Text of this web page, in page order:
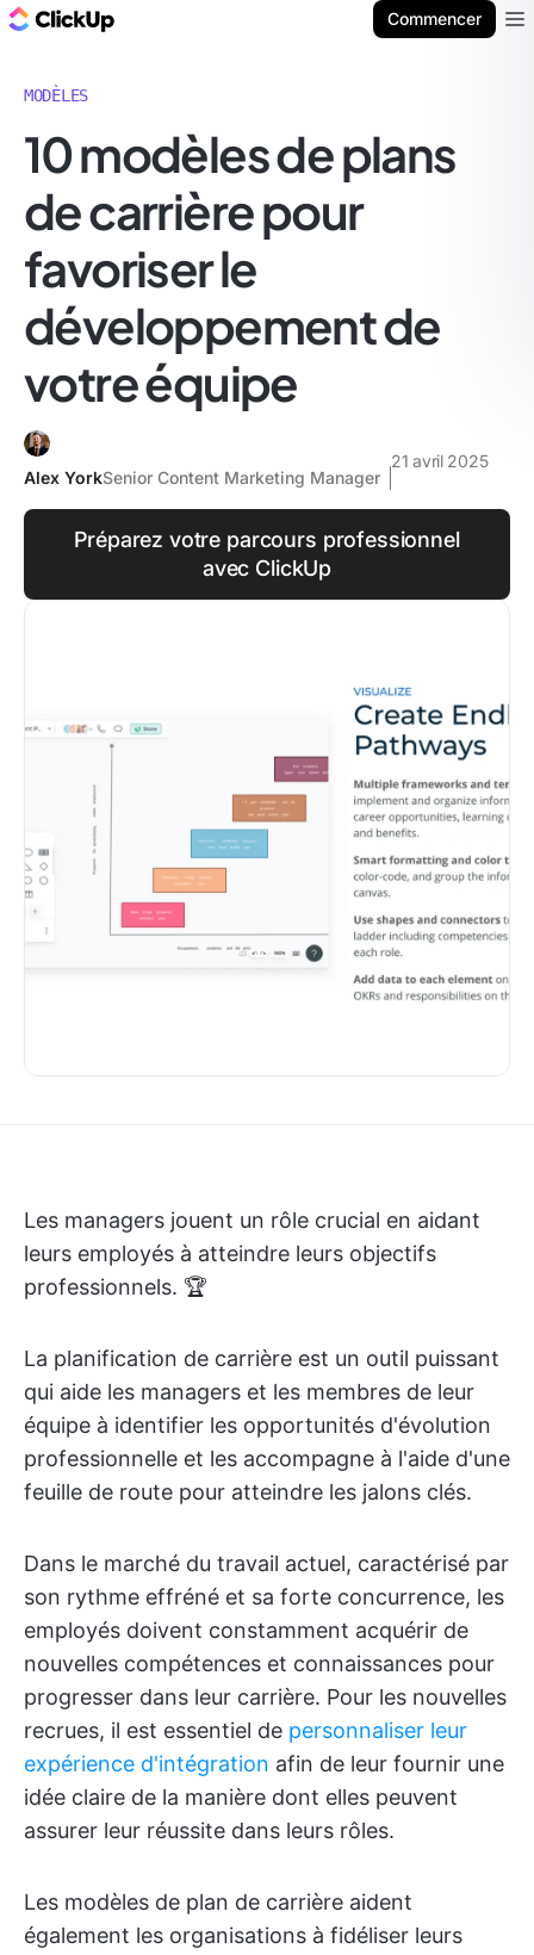
Commencer
MODÈLES
10 modèles de plans
de carrière pour
favoriser le
développement de
votre équipe
Alex YorkSenior Content Marketing Manager
21 avril 2025
Préparez votre parcours professionnel
avec ClickUp
Les managers jouent un rôle crucial en aidant
leurs employés à atteindre leurs objectifs
professionnels. 🏆
La planification de carrière est un outil puissant
qui aide les managers et les membres de leur
équipe à identifier les opportunités d'évolution
professionnelle et les accompagne à l'aide d'une
feuille de route pour atteindre les jalons clés.
Dans le marché du travail actuel, caractérisé par
son rythme effréné et sa forte concurrence, les
employés doivent constamment acquérir de
nouvelles compétences et connaissances pour
progresser dans leur carrière. Pour les nouvelles
recrues, il est essentiel de personnaliser leur
expérience d'intégration afin de leur fournir une
idée claire de la manière dont elles peuvent
assurer leur réussite dans leurs rôles.
Les modèles de plan de carrière aident
également les organisations à fidéliser leurs